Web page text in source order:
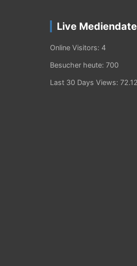
Live
Online Visitors: 4
Besucher heute: 700
Last 30 Days Views: